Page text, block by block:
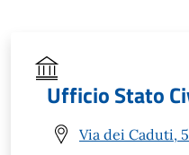
Ufficio Stato
Via dei Caduti,